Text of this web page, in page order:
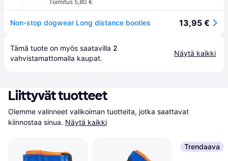
Toimitus 5,80 €
Non-stop dogwear Long distance booties 13,95 €
Tämä tuote on myös saatavilla 2
vahvistamattomalla kaupat.
Näytä kaikki
Liittyvät tuotteet
Olemme valinneet valikoiman tuotteita, jotka saattavat
kiinnostaa sinua. Näytä kaikki
Trendaava